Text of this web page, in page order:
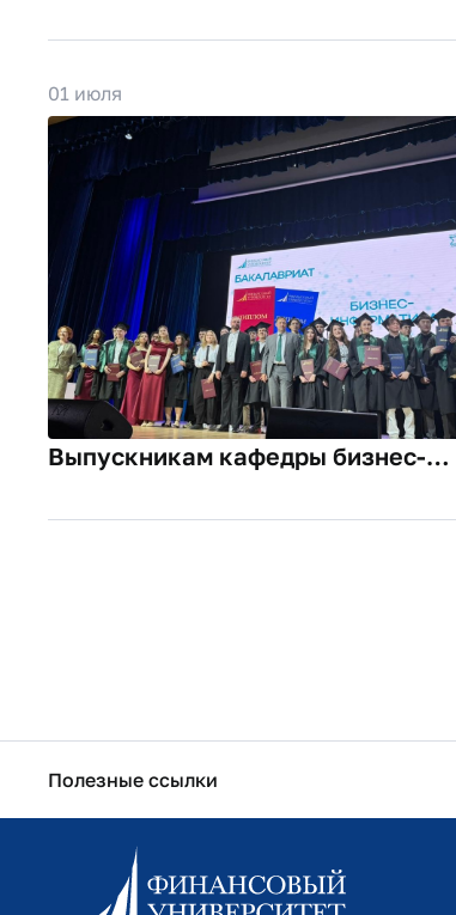
01 июля
Выпускникам кафедры бизнес-
Полезные ссылки
Информационно-образовательный портал
Личный кабинет поступающего